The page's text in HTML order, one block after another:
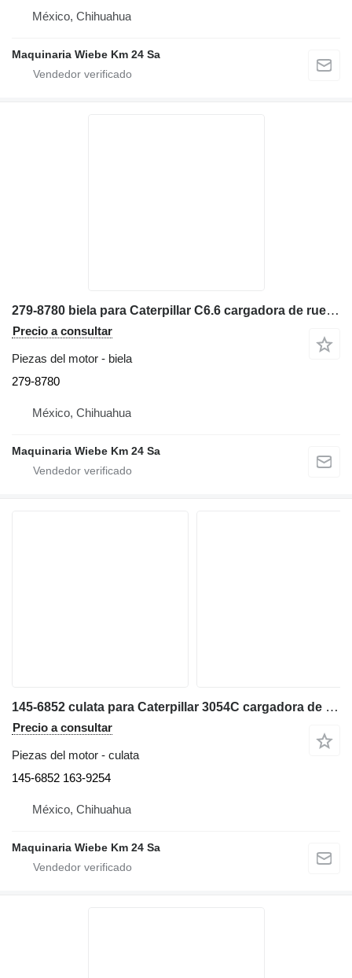
México, Chihuahua
Maquinaria Wiebe Km 24 Sa
279-8780 biela para Caterpillar C6.6 cargadora de ruedas
Precio a consultar
Piezas del motor - biela
279-8780
México, Chihuahua
Maquinaria Wiebe Km 24 Sa
145-6852 culata para Caterpillar 3054C cargadora de ruedas
Precio a consultar
Piezas del motor - culata
145-6852 163-9254
México, Chihuahua
Maquinaria Wiebe Km 24 Sa